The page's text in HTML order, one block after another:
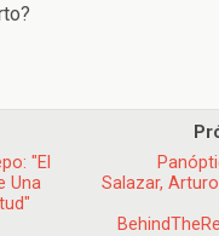
"El
Una
Salazar,